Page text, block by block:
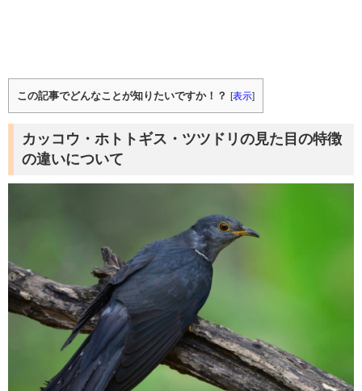
この記事でどんなことが知りたいですか！？ [表示]
カッコウ・ホトトギス・ツツドリの見た目の特徴
の違いについて